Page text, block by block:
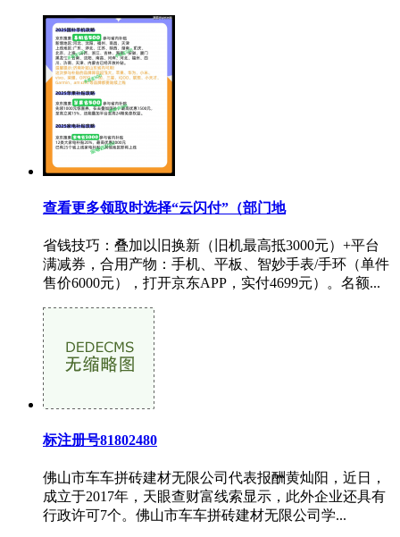
查看更多领取时选择“云闪付”（部门地
省钱技巧：叠加以旧换新（旧机最高抵3000元）+平台
满减券，合用产物：手机、平板、智妙手表/手环（单件
售价6000元），打开京东APP，实付4699元）。名额...
标注册号81802480
佛山市车车拼砖建材无限公司代表报酬黄灿阳，近日，
成立于2017年，天眼查财富线索显示，此外企业还具有
行政许可7个。佛山市车车拼砖建材无限公司学...